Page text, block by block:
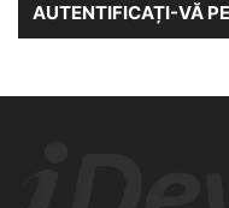
AUTENTIFICAȚI-VĂ